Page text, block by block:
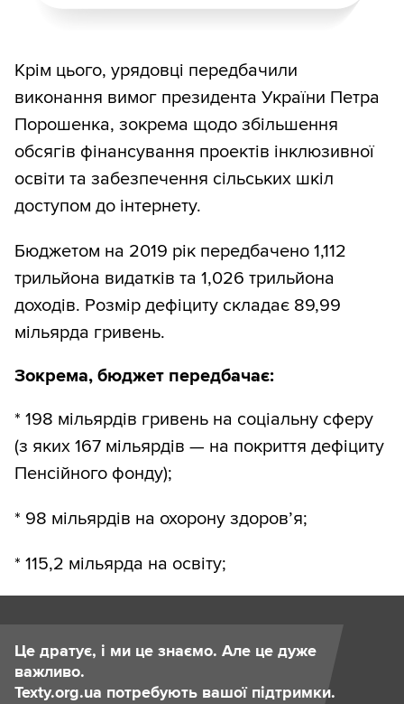
Крім цього, урядовці передбачили
виконання вимог президента України Петра
Порошенка, зокрема щодо збільшення
обсягів фінансування проектів інклюзивної
освіти та забезпечення сільських шкіл
доступом до інтернету.
Бюджетом на 2019 рік передбачено 1,112
трильйона видатків та 1,026 трильйона
доходів. Розмір дефіциту складає 89,99
мільярда гривень.
Зокрема, бюджет передбачає:
* 198 мільярдів гривень на соціальну сферу
(з яких 167 мільярдів — на покриття дефіциту
Пенсійного фонду);
* 98 мільярдів на охорону здоров’я;
* 115,2 мільярда на освіту;
Це дратує, і ми це знаємо. Але це дуже
важливо.
Texty.org.ua потребують вашої підтримки.